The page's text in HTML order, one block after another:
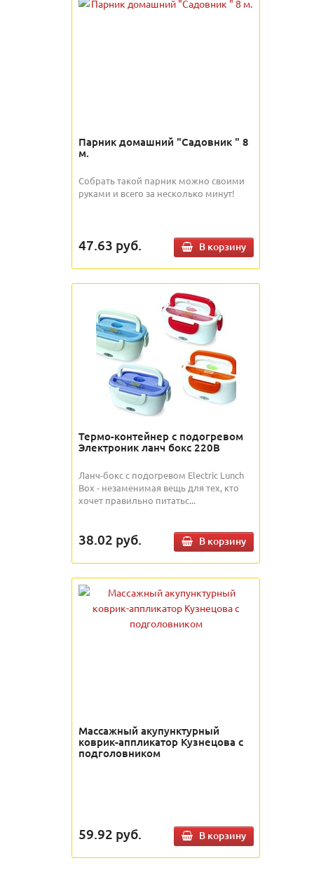
Парник домашний "Садовник " 8
м.
Собрать такой парник можно своими
руками и всего за несколько минут!
47.63 руб. В корзину
Термо-контейнер с подогревом
Электроник ланч бокс 220В
Ланч-бокс с подогревом Electric Lunch
Box - незаменимая вещь для тех, кто
хочет правильно питатьс...
38.02 руб. В корзину
Массажный акупунктурный
коврик-аппликатор Кузнецова с
подголовником
59.92 руб. В корзину